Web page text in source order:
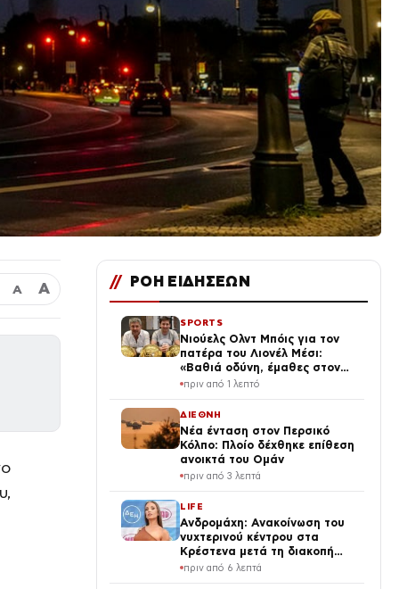
Α Α // ΡΟΗ ΕΙΔΗΣΕΩΝ
SPORTS
Νιούελς Ολντ Μπόις για τον
πατέρα του Λιονέλ Μέσι:
«Βαθιά οδύνη, έμαθες στον
κορυφαίο όλων των εποχών να
πριν από 1 λεπτό
ΔΙΕΘΝΗ
Νέα ένταση στον Περσικό
Κόλπο: Πλοίο δέχθηκε επίθεση
ανοικτά του Ομάν
πριν από 3 λεπτά
LIFE
Ανδρομάχη: Ανακοίνωση του
νυχτερινού κέντρου στα
Κρέστενα μετά τη διακοπή
του live της – Τι αναφέρει
πριν από 6 λεπτά